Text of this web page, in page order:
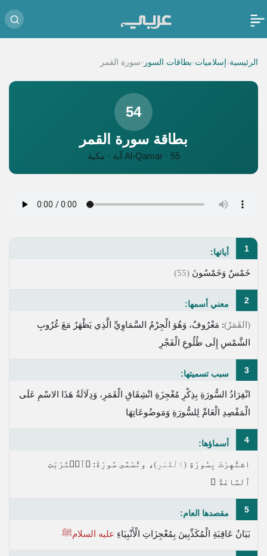
الرئيسية‹ إسلاميات‹بطاقات السور ‹سورة القمر
54
بطاقة سورة القمر
Al-Qamar · 55 آية · مكية
1 أياتها:
خَمْسٌ وَخَمْسُونَ (55)
2 معني أسمها:
(القَمَرُ): مَعْرُوفٌ، وَهُوَ الْجِرْمُ السَّمَاوِيِّ الَّذِي يَظْهَرُ مَعَ غُرُوبِ
الشَّمْسِ إِلَى طُلُوعِ الْفَجْرِ
3 سبب تسميتها:
انْفِرَادُ السُّورَةِ بِذِكْرِ مُعْجِزَةِ انْشِقَاقِ الْقَمَرِ، وَدِلَالَةُ هَذَا الاسْمِ عَلَى
الْمَقْصِدِ الْعَامِّ لِلسُّورَةِ وَمَوضُوعَاتِهَا
4 أسماؤها:
اشتُهِرَتْ بِسُورَةِ (الْقَمَرِ)، وتُسَمَّى سُورَةَ: ﴿ٱقۡتَرَبَتِ
ٱلسَّاعَةُ ﴾
5 مقصدها العام:
بَيَانُ عَاقِبَةِ الْمُكَذِّبِينَ بِمُعْجِزَاتِ الْأَنْبِيَاءِ عليه السلامﷺ